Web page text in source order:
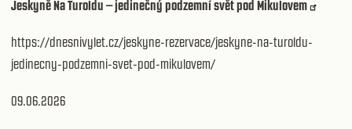
Jeskyně Na Turoldu – jedinečný podzemní svět pod Mikulovem
https://dnesnivylet.cz/jeskyne-rezervace/jeskyne-na-turoldu-
jedinecny-podzemni-svet-pod-mikulovem/
09.06.2026